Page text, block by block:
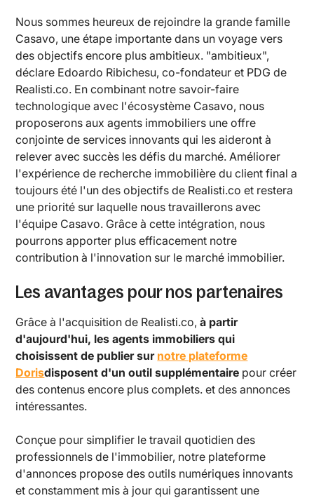
Nous sommes heureux de rejoindre la grande famille
Casavo, une étape importante dans un voyage vers
des objectifs encore plus ambitieux. "ambitieux",
déclare Edoardo Ribichesu, co-fondateur et PDG de
Realisti.co. En combinant notre savoir-faire
technologique avec l'écosystème Casavo, nous
proposerons aux agents immobiliers une offre
conjointe de services innovants qui les aideront à
relever avec succès les défis du marché. Améliorer
l'expérience de recherche immobilière du client final a
toujours été l'un des objectifs de Realisti.co et restera
une priorité sur laquelle nous travaillerons avec
l'équipe Casavo. Grâce à cette intégration, nous
pourrons apporter plus efficacement notre
contribution à l'innovation sur le marché immobilier.
Les avantages pour nos partenaires
Grâce à l'acquisition de Realisti.co,à partir
d'aujourd'hui, les agents immobiliers qui
choisissent de publier sur notre plateforme
Dorisdisposent d'un outil supplémentaire pour créer
des contenus encore plus complets. et des annonces
intéressantes.
Conçue pour simplifier le travail quotidien des
professionnels de l'immobilier, notre plateforme
d'annonces propose des outils numériques innovants
et constamment mis à jour qui garantissent une